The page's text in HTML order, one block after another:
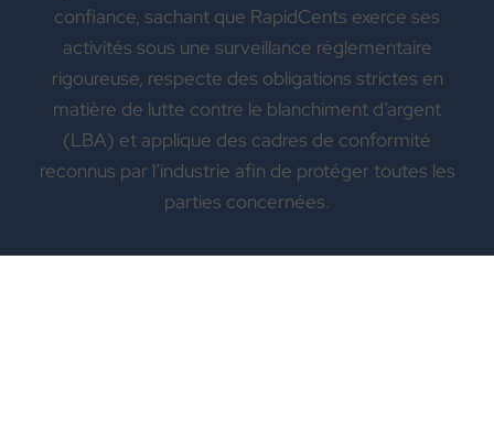
confiance, sachant que RapidCents exerce ses
activités sous une surveillance réglementaire
rigoureuse, respecte des obligations strictes en
matière de lutte contre le blanchiment d’argent
(LBA) et applique des cadres de conformité
reconnus par l’industrie afin de protéger toutes les
parties concernées.